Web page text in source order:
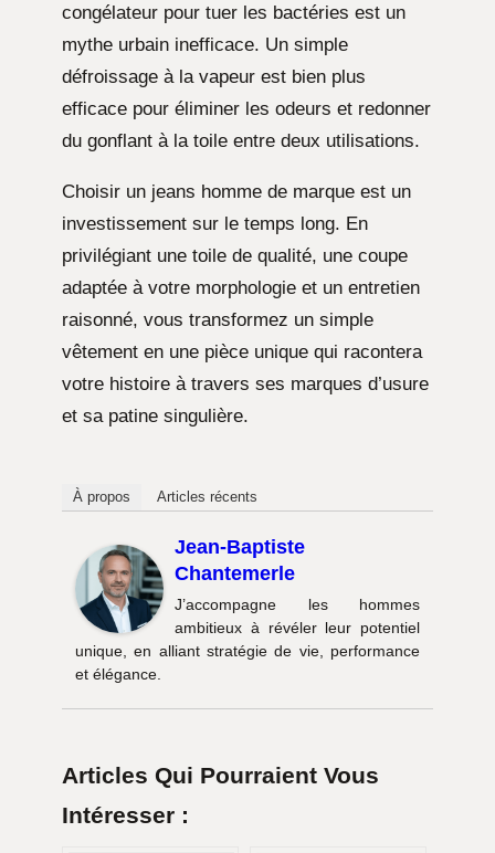
congélateur pour tuer les bactéries est un
mythe urbain inefficace. Un simple
défroissage à la vapeur est bien plus
efficace pour éliminer les odeurs et redonner
du gonflant à la toile entre deux utilisations.
Choisir un jeans homme de marque est un
investissement sur le temps long. En
privilégiant une toile de qualité, une coupe
adaptée à votre morphologie et un entretien
raisonné, vous transformez un simple
vêtement en une pièce unique qui racontera
votre histoire à travers ses marques d’usure
et sa patine singulière.
À propos Articles récents
Jean-Baptiste
Chantemerle
J’accompagne les hommes
ambitieux à révéler leur potentiel
unique, en alliant stratégie de vie, performance
et élégance.
Articles Qui Pourraient Vous
Intéresser :